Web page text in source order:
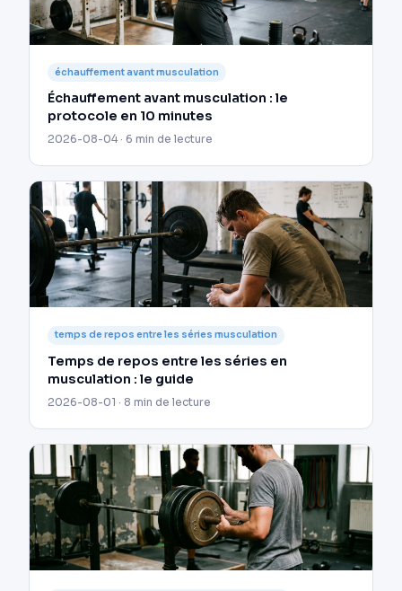
échauffement avant musculation
Échauffement avant musculation : le
protocole en 10 minutes
2026-08-04 · 6 min de lecture
temps de repos entre les séries musculation
Temps de repos entre les séries en
musculation : le guide
2026-08-01 · 8 min de lecture